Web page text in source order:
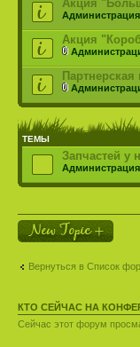
Акция
Акция
ТЕМЫ
Запчастей у
Новая тема
Вернуться в Список
КТО СЕЙЧАС НА
Сейчас этот форум